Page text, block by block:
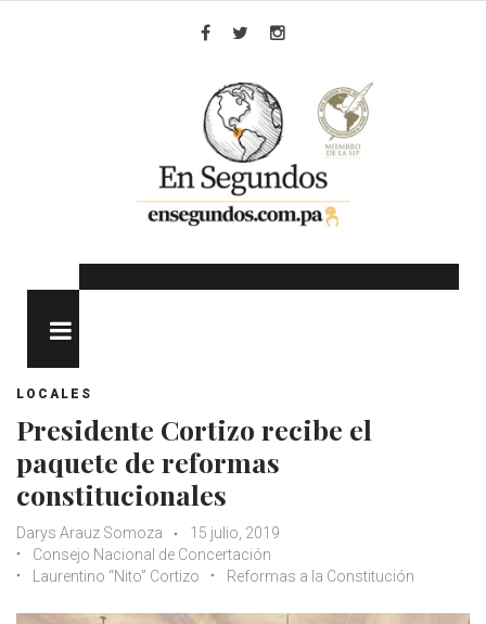
LOCALES
Presidente Cortizo recibe el
paquete de reformas
constitucionales
Darys Arauz Somoza
15 julio, 2019
Consejo Nacional de Concertación
Laurentino “Nito” Cortizo
Reformas a la Constitución